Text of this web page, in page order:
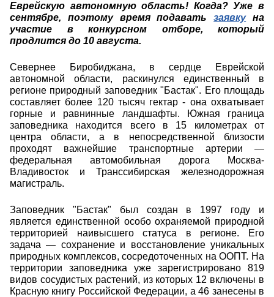
Еврейскую автономную область! Когда? Уже в
сентябре, поэтому время подаватьзаявкуна
участие в конкурсном отборе, который
продлится до 10 августа.
Севернее Биробиджана, в сердце Еврейской
автономной области, раскинулся единственный в
регионе природный заповедник "Бастак". Его площадь
составляет более 120 тысяч гектар - она охватывает
горные и равнинные ландшафты. Южная граница
заповедника находится всего в 15 километрах от
центра области, а в непосредственной близости
проходят важнейшие транспортные артерии —
федеральная автомобильная дорога Москва-
Владивосток и Транссибирская железнодорожная
магистраль.
Заповедник "Бастак" был создан в 1997 году и
является единственной особо охраняемой природной
территорией наивысшего статуса в регионе. Его
задача — сохранение и восстановление уникальных
природных комплексов, сосредоточенных на ООПТ. На
территории заповедника уже зарегистрировано 819
видов сосудистых растений, из которых 12 включены в
Красную книгу Российской Федерации, а 46 занесены в